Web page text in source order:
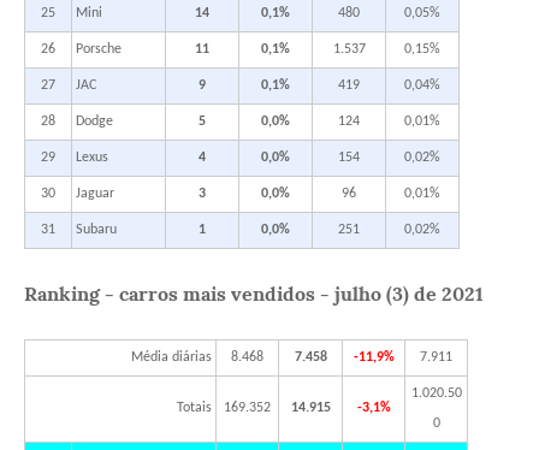
25 Mini 14 0,1% 480 0,05%
26 Porsche 11 0,1% 1.537 0,15%
27 JAC 9 0,1% 419 0,04%
28 Dodge 5 0,0% 124 0,01%
29 Lexus 4 0,0% 154 0,02%
30 Jaguar 3 0,0% 96 0,01%
31 Subaru 1 0,0% 251 0,02%
Ranking - carros mais vendidos - julho (3) de 2021
Média diárias 8.468 7.458 -11,9% 7.911
Totais 169.352 14.915 -3,1%
1.020.50
0